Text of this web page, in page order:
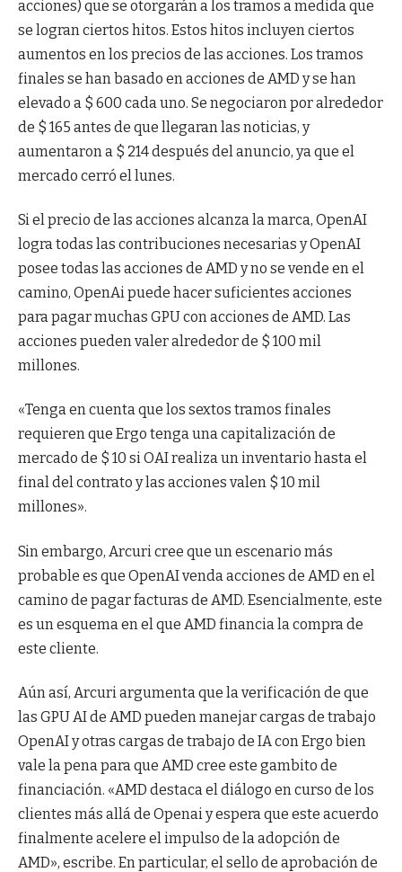
acciones) que se otorgarán a los tramos a medida que
se logran ciertos hitos. Estos hitos incluyen ciertos
aumentos en los precios de las acciones. Los tramos
finales se han basado en acciones de AMD y se han
elevado a $ 600 cada uno. Se negociaron por alrededor
de $ 165 antes de que llegaran las noticias, y
aumentaron a $ 214 después del anuncio, ya que el
mercado cerró el lunes.
Si el precio de las acciones alcanza la marca, OpenAI
logra todas las contribuciones necesarias y OpenAI
posee todas las acciones de AMD y no se vende en el
camino, OpenAi puede hacer suficientes acciones
para pagar muchas GPU con acciones de AMD. Las
acciones pueden valer alrededor de $ 100 mil
millones.
«Tenga en cuenta que los sextos tramos finales
requieren que Ergo tenga una capitalización de
mercado de $ 10 si OAI realiza un inventario hasta el
final del contrato y las acciones valen $ 10 mil
millones».
Sin embargo, Arcuri cree que un escenario más
probable es que OpenAI venda acciones de AMD en el
camino de pagar facturas de AMD. Esencialmente, este
es un esquema en el que AMD financia la compra de
este cliente.
Aún así, Arcuri argumenta que la verificación de que
las GPU AI de AMD pueden manejar cargas de trabajo
OpenAI y otras cargas de trabajo de IA con Ergo bien
vale la pena para que AMD cree este gambito de
financiación. «AMD destaca el diálogo en curso de los
clientes más allá de Openai y espera que este acuerdo
finalmente acelere el impulso de la adopción de
AMD», escribe. En particular, el sello de aprobación de